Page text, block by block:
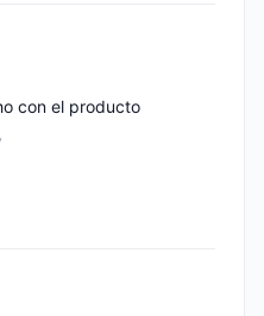
con el producto